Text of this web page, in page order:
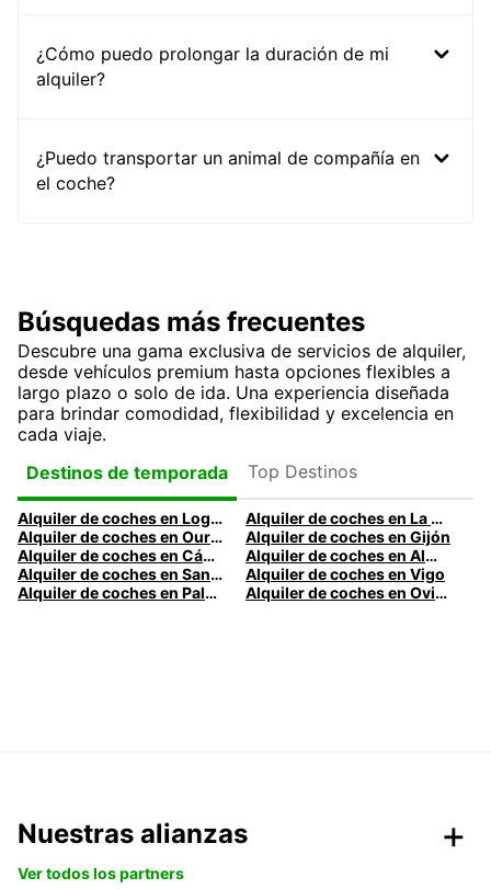
¿Cómo puedo prolongar la duración de mi
alquiler?
¿Puedo transportar un animal de compañía en
el coche?
Búsquedas más frecuentes
Descubre una gama exclusiva de servicios de alquiler,
desde vehículos premium hasta opciones flexibles a
largo plazo o solo de ida. Una experiencia diseñada
para brindar comodidad, flexibilidad y excelencia en
cada viaje.
Destinos de temporada
Top Destinos
Alquiler de coches en Logroño
Alquiler de coches en La Coruña
Alquiler de coches en Ourense
Alquiler de coches en Gijón
Alquiler de coches en Cádiz
Alquiler de coches en Almería
Alquiler de coches en Santander
Alquiler de coches en Vigo
Alquiler de coches en Palma
Alquiler de coches en Oviedo
Nuestras alianzas
Ver todos los partners